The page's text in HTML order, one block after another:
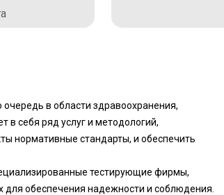
в области здравоохранения,
себя ряд услуг и методологий,
нормативные стандарты, и обеспечить
тестирующие фирмы,
обеспечения надежности и соблюдения.